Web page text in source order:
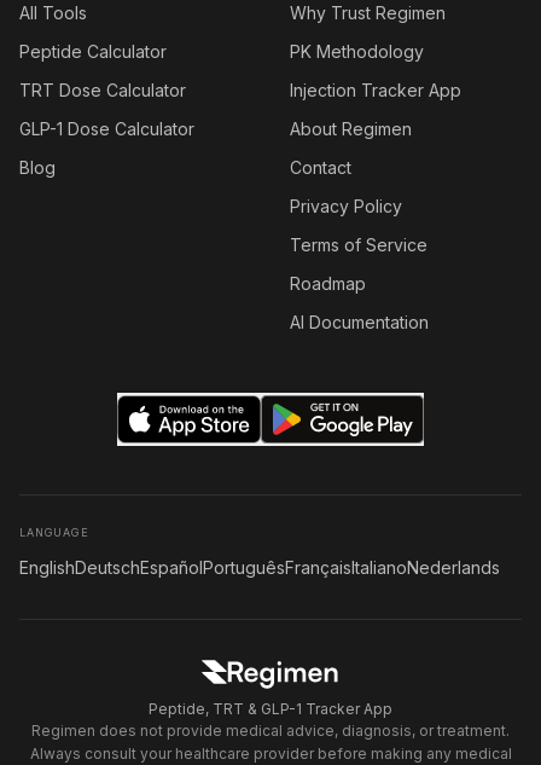
All Tools
Peptide Calculator
TRT Dose Calculator
GLP-1 Dose Calculator
Blog
Why Trust Regimen
PK Methodology
Injection Tracker App
About Regimen
Contact
Privacy Policy
Terms of Service
Roadmap
AI Documentation
LANGUAGE
EnglishDeutschEspañolPortuguêsFrançaisItalianoNederlands
Peptide, TRT & GLP-1 Tracker App
Regimen does not provide medical advice, diagnosis, or treatment.
Always consult your healthcare provider before making any medical